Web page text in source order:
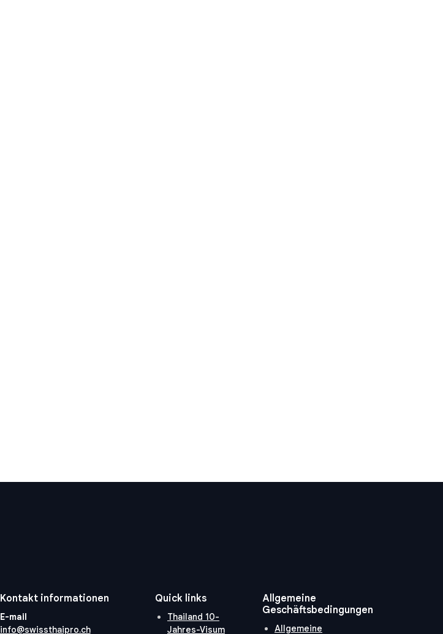
Kontakt informationen
E-mail
info@swissthaipro.ch
Quick links
Thailand 10-
Jahres-Visum
Allgemeine
Geschäftsbedingungen
Allgemeine